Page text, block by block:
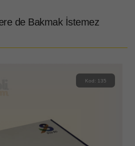
de Bakmak İstemez
Kod: 135